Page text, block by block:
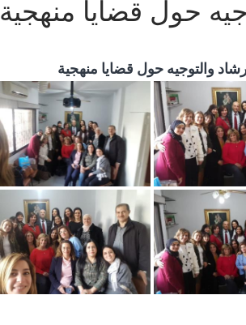
حول قضايا منهجية
والتوجيه حول قضايا منهجية